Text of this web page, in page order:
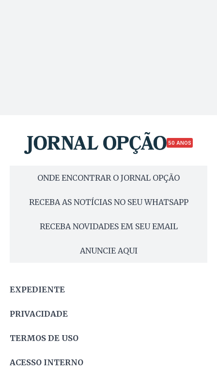
50 ANOS
ONDE ENCONTRAR O JORNAL OPÇÃO
RECEBA AS NOTÍCIAS NO SEU WHATSAPP
RECEBA NOVIDADES EM SEU EMAIL
ANUNCIE AQUI
EXPEDIENTE
PRIVACIDADE
TERMOS DE USO
ACESSO INTERNO